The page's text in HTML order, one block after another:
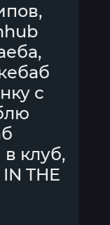
с
клуб,
THE